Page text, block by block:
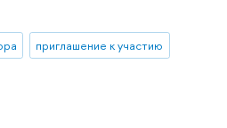
приглашение к участию